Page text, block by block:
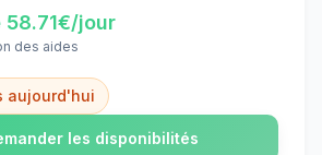
58.71€/jour
des aides
aujourd'hui
les disponibilités